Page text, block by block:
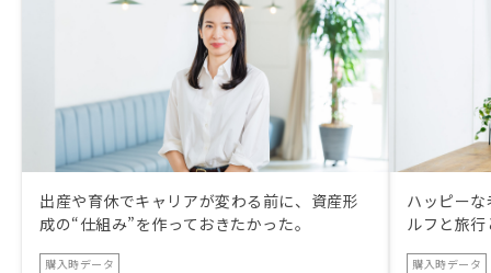
出産や育休でキャリアが変わる前に、資産形
成の“仕組み”を作っておきたかった。
購入時データ
ハッピー
ルフと旅
購入時データ